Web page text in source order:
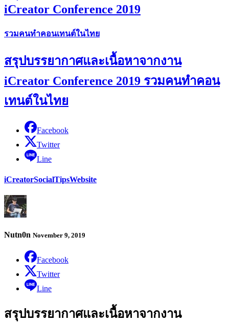
iCreator Conference 2019
รวมคนทำคอนเทนต์ในไทย
สรุปบรรยากาศและเนื้อหาจากงาน
iCreator Conference 2019 รวมคนทำคอน
เทนต์ในไทย
Facebook
Twitter
Line
iCreatorSocialTipsWebsite
Nutn0n November 9, 2019
Facebook
Twitter
Line
สรุปบรรยากาศและเนื้อหาจากงาน